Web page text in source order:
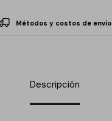
Métodos y costos de envío
Descripción